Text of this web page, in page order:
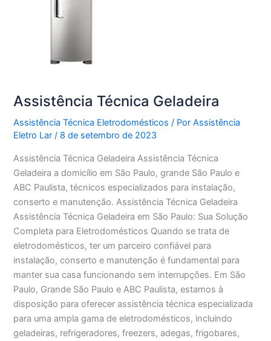
Assistência Técnica Geladeira
Assistência Técnica Eletrodomésticos / PorAssistência
Eletro Lar/ 8 de setembro de 2023
Assistência Técnica Geladeira Assistência Técnica
Geladeira a domicílio em São Paulo, grande São Paulo e
ABC Paulista, técnicos especializados para instalação,
conserto e manutenção. Assistência Técnica Geladeira
Assistência Técnica Geladeira em São Paulo: Sua Solução
Completa para Eletrodomésticos Quando se trata de
eletrodomésticos, ter um parceiro confiável para
instalação, conserto e manutenção é fundamental para
manter sua casa funcionando sem interrupções. Em São
Paulo, Grande São Paulo e ABC Paulista, estamos à
disposição para oferecer assistência técnica especializada
para uma ampla gama de eletrodomésticos, incluindo
geladeiras, refrigeradores, freezers, adegas, frigobares,